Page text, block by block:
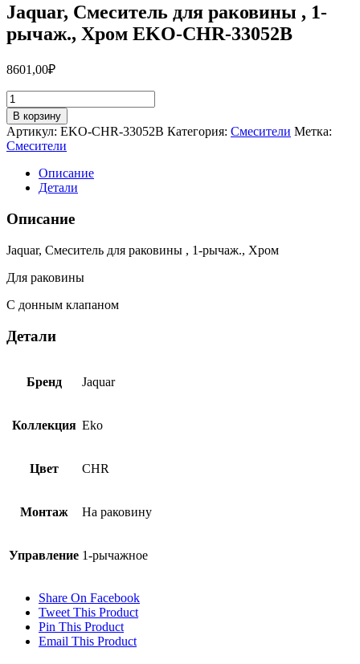
Jaquar, Смеситель для раковины , 1-
рычаж., Хром EKO-CHR-33052B
8601,00₽
Количество
товара
Jaquar,
Смеситель
для
раковины
рычаж.,
Хром
CHR-
33052B
В корзину
Артикул: EKO-CHR-33052B Категория: Смесители Метка:
Смесители
Описание
Детали
Описание
Jaquar, Смеситель для раковины , 1-рычаж., Хром
Для раковины
С донным клапаном
Детали
Бренд Jaquar
Коллекция Eko
Цвет CHR
Монтаж На раковину
Управление 1-рычажное
Share On Facebook
Tweet This Product
Pin This Product
Email This Product